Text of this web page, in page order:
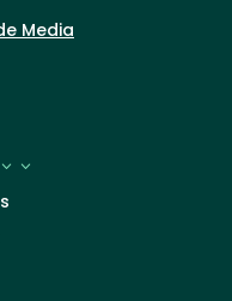
Media
3